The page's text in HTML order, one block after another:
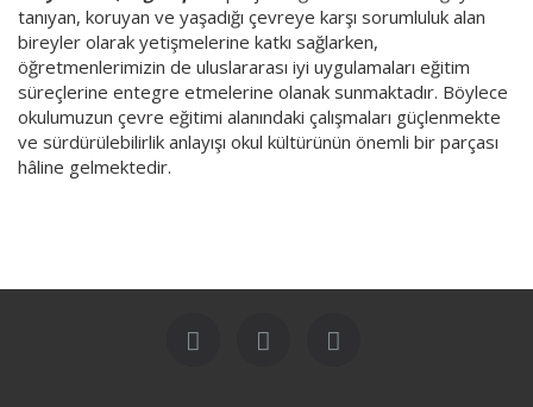
tanıyan, koruyan ve yaşadığı çevreye karşı sorumluluk alan
bireyler olarak yetişmelerine katkı sağlarken,
öğretmenlerimizin de uluslararası iyi uygulamaları eğitim
süreçlerine entegre etmelerine olanak sunmaktadır. Böylece
okulumuzun çevre eğitimi alanındaki çalışmaları güçlenmekte
ve sürdürülebilirlik anlayışı okul kültürünün önemli bir parçası
hâline gelmektedir.